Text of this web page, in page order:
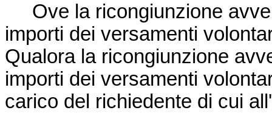
Ove la ricongiunzione
importi dei versamenti
Qualora la ricongiunzione
importi dei versamenti
carico del richiedente di cui